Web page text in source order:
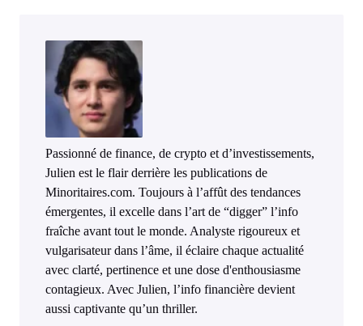
Passionné de finance, de crypto et d’investissements,
Julien est le flair derrière les publications de
Minoritaires.com. Toujours à l’affût des tendances
émergentes, il excelle dans l’art de “digger” l’info
fraîche avant tout le monde. Analyste rigoureux et
vulgarisateur dans l’âme, il éclaire chaque actualité
avec clarté, pertinence et une dose d'enthousiasme
contagieux. Avec Julien, l’info financière devient
aussi captivante qu’un thriller.